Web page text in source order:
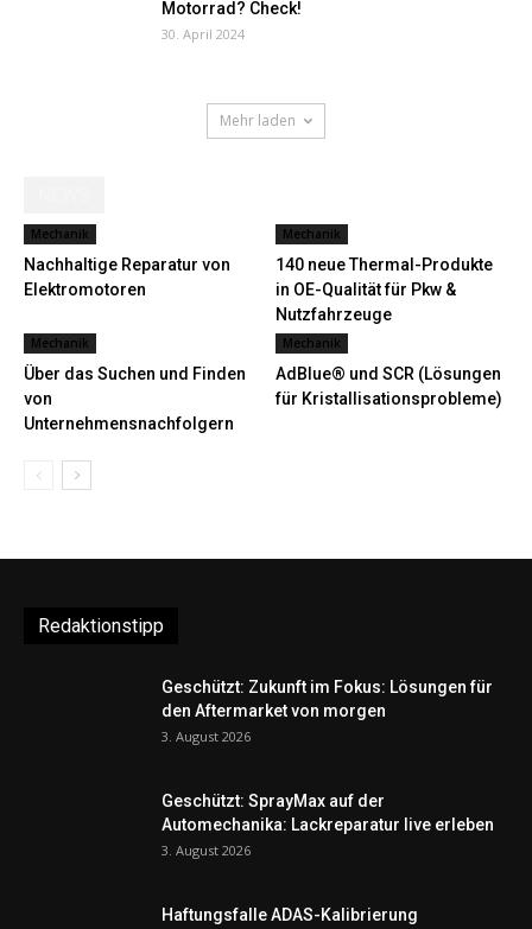
Motorrad? Check!
30. April 2024
Mehr laden
Mechanik
Nachhaltige Reparatur von
Elektromotoren
Mechanik
140 neue Thermal-Produkte
in OE-Qualität für Pkw &
Nutzfahrzeuge
Mechanik
Über das Suchen und Finden
von
Unternehmensnachfolgern
Mechanik
AdBlue® und SCR (Lösungen
für Kristallisationsprobleme)
Redaktionstipp
Geschützt: Zukunft im Fokus: Lösungen für
den Aftermarket von morgen
3. August 2026
Geschützt: SprayMax auf der
Automechanika: Lackreparatur live erleben
3. August 2026
Haftungsfalle ADAS-Kalibrierung